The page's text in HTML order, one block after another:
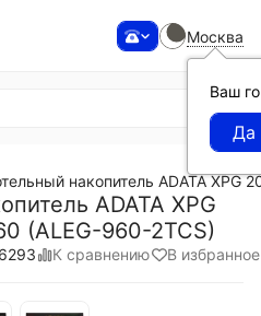
Москва
Ваш
накопитель ADATA XPG
ADATA XPG
(ALEG-960-2TCS)
К сравнению В избранное